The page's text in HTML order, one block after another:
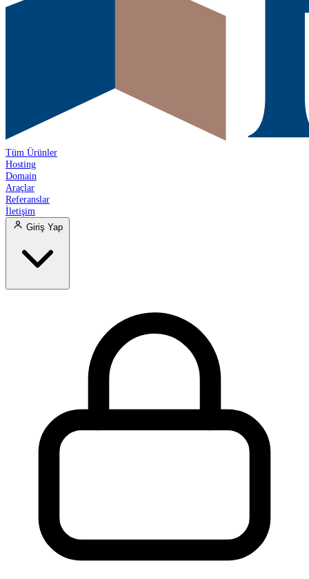
Tüm Ürünler
Hosting
Domain
Araçlar
Referanslar
İletişim
Giriş Yap